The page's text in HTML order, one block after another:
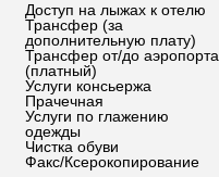
Доступ на лыжах к отелю
Трансфер (за
дополнительную плату)
Трансфер от/до аэропорта
(платный)
Услуги консьержа
Прачечная
Услуги по глажению
одежды
Чистка обуви
Факс/Ксерокопирование